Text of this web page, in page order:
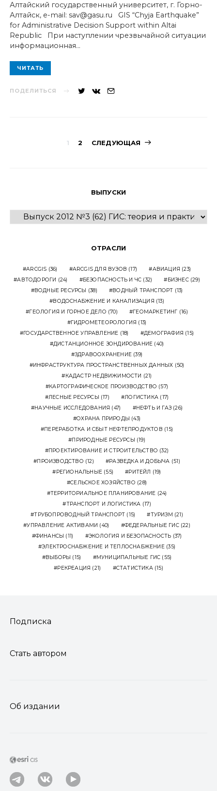
Алтайский государственный университет, г. Горно-
Алтайск, e-mail: sav@gasu.ru GIS “Chyja Earthquake”
for Administrative Decision Support within Altai
Republic При наступлении чрезвычайной ситуации
информационная…
ЧИТАТЬ
ПОДЕЛИТЬСЯ
Навигация
1 2 СЛЕДУЮЩАЯ
ВЫПУСКИ
ВЫПУСКИ
ОТРАСЛИ
ARCGIS (36) ARCGIS ДЛЯ ВУЗОВ (17) АВИАЦИЯ (23)
АВТОДОРОГИ (24) БЕЗОПАСНОСТЬ И ЧС (32) БИЗНЕС(29)
ВОДНЫЕ РЕСУРСЫ (38) ВОДНЫЙ ТРАНСПОРТ (13)
ВОДОСНАБЖЕНИЕ И КАНАЛИЗАЦИЯ (13)
ГЕОЛОГИЯ И ГОРНОЕ ДЕЛО (70) ГЕОМАРКЕТИНГ (16)
ГИДРОМЕТЕОРОЛОГИЯ (13)
ГОСУДАРСТВЕННОЕ УПРАВЛЕНИЕ (18) ДЕМОГРАФИЯ (15)
ДИСТАНЦИОННОЕ ЗОНДИРОВАНИЕ (40)
ЗДРАВООХРАНЕНИЕ (39)
ИНФРАСТРУКТУРА ПРОСТРАНСТВЕННЫХ ДАННЫХ (50)
КАДАСТР НЕДВИЖИМОСТИ (21)
КАРТОГРАФИЧЕСКОЕ ПРОИЗВОДСТВО (57)
ЛЕСНЫЕ РЕСУРСЫ (17) ЛОГИСТИКА (17)
НАУЧНЫЕ ИССЛЕДОВАНИЯ (47) НЕФТЬ И ГАЗ(26)
ОХРАНА ПРИРОДЫ (43)
ПЕРЕРАБОТКА И СБЫТ НЕФТЕПРОДУКТОВ (15)
ПРИРОДНЫЕ РЕСУРСЫ (19)
ПРОЕКТИРОВАНИЕ И СТРОИТЕЛЬСТВО (32)
ПРОИЗВОДСТВО (12) РАЗВЕДКА И ДОБЫЧА (51)
РЕГИОНАЛЬНЫЕ (55) РИТЕЙЛ (19)
СЕЛЬСКОЕ ХОЗЯЙСТВО (28)
ТЕРРИТОРИАЛЬНОЕ ПЛАНИРОВАНИЕ (24)
ТРАНСПОРТ И ЛОГИСТИКА (17)
ТРУБОПРОВОДНЫЙ ТРАНСПОРТ (15) ТУРИЗМ (21)
УПРАВЛЕНИЕ АКТИВАМИ (40) ФЕДЕРАЛЬНЫЕ ГИС(22)
ФИНАНСЫ (11) ЭКОЛОГИЯ И БЕЗОПАСНОСТЬ (37)
ЭЛЕКТРОСНАБЖЕНИЕ И ТЕПЛОСНАБЖЕНИЕ(35)
ВЫБОРЫ (15) МУНИЦИПАЛЬНЫЕ ГИС (55)
РЕКРЕАЦИЯ (21) СТАТИСТИКА(15)
Подписка
Стать автором
Об издании